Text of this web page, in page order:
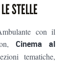
STELLE
con il
Cinema al
tematiche,